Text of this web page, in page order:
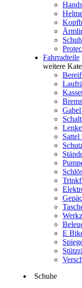
Fahrradteile
weitere
Sattel
E
Schuhe